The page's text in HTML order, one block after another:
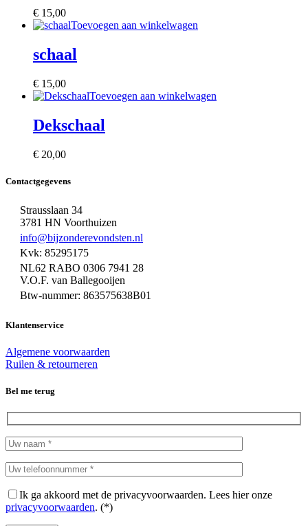
€ 15,00
Toevoegen aan winkelwagen
schaal
€ 15,00
Toevoegen aan winkelwagen
Dekschaal
€ 20,00
Contactgegevens
Strausslaan 34
3781 HN Voorthuizen
info@bijzonderevondsten.nl
Kvk: 85295175
NL62 RABO 0306 7941 28
V.O.F. van Ballegooijen
Btw-nummer: 863575638B01
Klantenservice
Algemene voorwaarden
Ruilen & retourneren
Bel me terug
Ik ga akkoord met de privacyvoorwaarden. Lees hier onze
privacyvoorwaarden. (*)